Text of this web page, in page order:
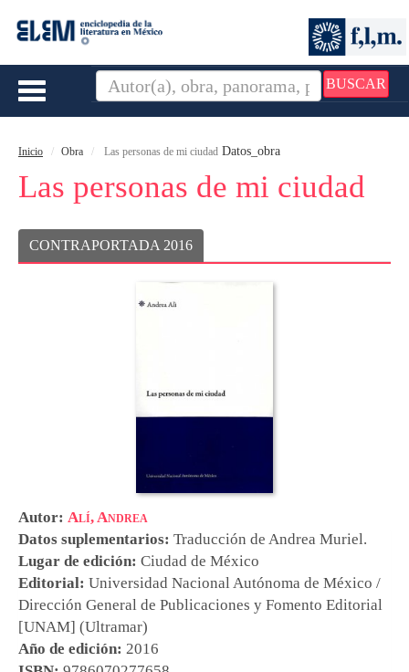
BUSCAR
Toggle
Inicio Obra Las personas de mi ciudad Datos_obra
Las personas de mi ciudad
CONTRAPORTADA 2016
Autor: Alí, Andrea
Datos suplementarios: Traducción de Andrea Muriel.
Lugar de edición: Ciudad de México
Editorial: Universidad Nacional Autónoma de México /
Dirección General de Publicaciones y Fomento Editorial
[UNAM] (Ultramar)
Año de edición: 2016